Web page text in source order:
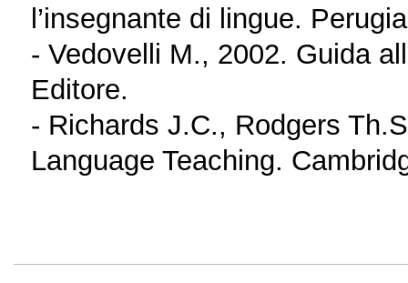
l’insegnante di lingue.
- Vedovelli M., 2002. Guida
Editore.
- Richards J.C., Rodgers
Language Teaching.